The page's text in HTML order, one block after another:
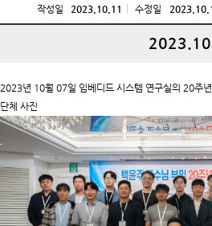
작성일 2023.10.11 수정일
2023.10
2023년 10월 07일 임베디드 시스템 연구실의 20주
단체 사진